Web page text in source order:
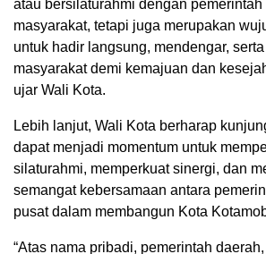
atau bersilaturahmi dengan pemerintah
masyarakat, tetapi juga merupakan
untuk hadir langsung, mendengar,
masyarakat demi kemajuan dan
ujar Wali Kota.
Lebih lanjut, Wali Kota berharap
dapat menjadi momentum untuk
silaturahmi, memperkuat sinergi, dan
semangat kebersamaan antara
pusat dalam membangun Kota
“Atas nama pribadi, pemerintah